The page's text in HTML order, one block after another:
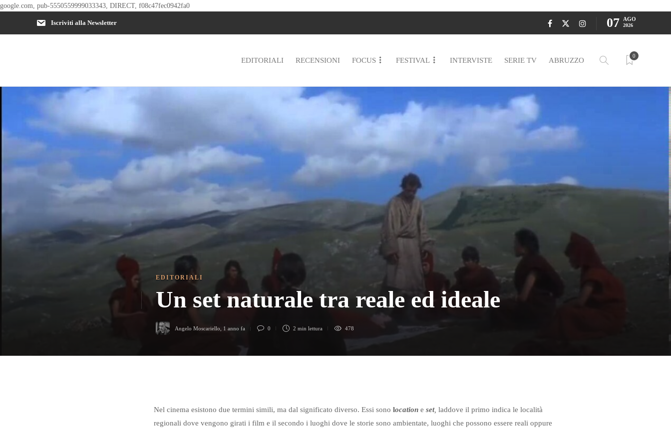
google.com, pub-5550559999033343, DIRECT, f08c47fec0942fa0
Iscriviti alla Newsletter 07 AGO
2026
EDITORIALI RECENSIONI FOCUS FESTIVAL INTERVISTE SERIE TV ABRUZZO
0
EDITORIALI
Un set naturale tra reale ed ideale
Angelo Moscariello 1 anno fa 0 2 min lettura 478
Nel cinema esistono due termini simili, ma dal significato diverso. Essi sono location e set, laddove il primo indica le località
regionali dove vengono girati i film e il secondo i luoghi dove le storie sono ambientate, luoghi che possono essere reali oppure